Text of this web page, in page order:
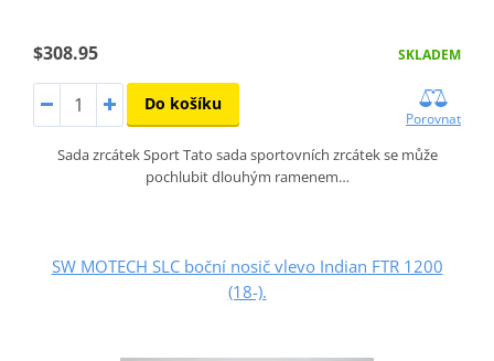
$308.95 SKLADEM
Do košíku
Porovnat
Sada zrcátek Sport Tato sada sportovních zrcátek se může
pochlubit dlouhým ramenem…
SW MOTECH SLC boční nosič vlevo Indian FTR 1200
(18-).